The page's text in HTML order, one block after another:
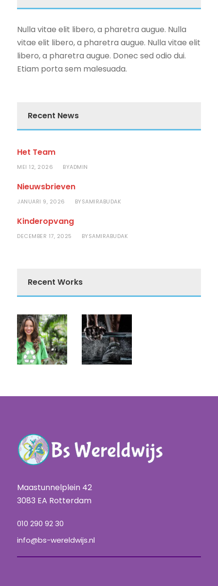
Nulla vitae elit libero, a pharetra augue. Nulla
vitae elit libero, a pharetra augue. Nulla vitae elit
libero, a pharetra augue. Donec sed odio dui.
Etiam porta sem malesuada.
Recent News
Het Team
MEI 12, 2026 BYADMIN
Nieuwsbrieven
JANUARI 9, 2026 BYSAMIRABUDAK
Kinderopvang
DECEMBER 17, 2025 BYSAMIRABUDAK
Recent Works
Maastunnelplein 42
3083 EA Rotterdam
010 290 92 30
info@bs-wereldwijs.nl